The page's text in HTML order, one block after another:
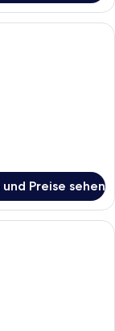
mit einem großen
Preise sehen
mit Bett,